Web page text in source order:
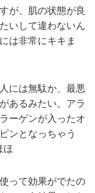
が、肌の状態が良
いして違わないん
は非常にキキま
には無駄か、最悪
あるみたい。アラ
ーゲンが入ったオ
ンとなっちゃう
ほ
って効果がでたの